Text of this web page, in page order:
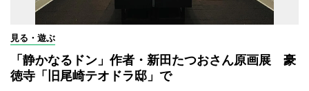
見る・遊ぶ
「静かなるドン」作者・新田たつおさん原画展 豪
徳寺「旧尾崎テオドラ邸」で